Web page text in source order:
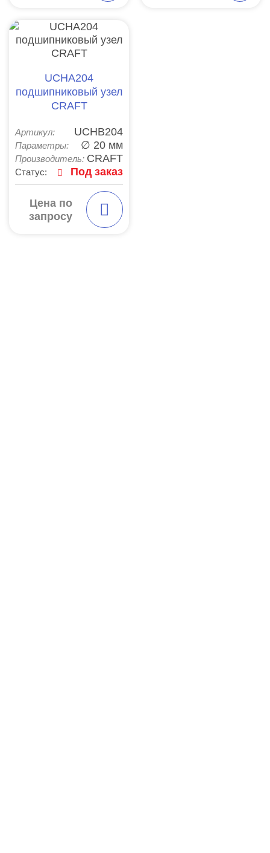
UCHA204
подшипниковый узел
CRAFT
Артикул: UCHB204
Параметры: ∅ 20 мм
Производитель: CRAFT
Статус: Под заказ
Цена по
запросу